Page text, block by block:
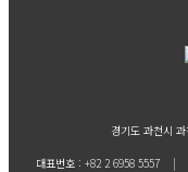
경기도 과천시
대표번호 : +82 2 6958 5557